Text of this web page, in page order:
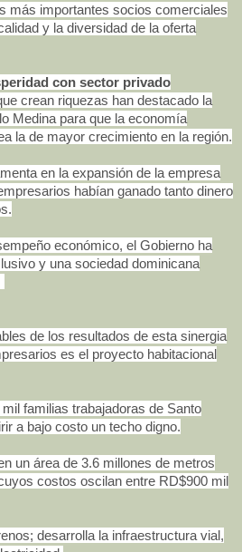
más importantes socios comerciales
y la diversidad de la oferta
con sector privado
crean riquezas han destacado la
Medina para que la economía
la de mayor crecimiento en la región.
en la expansión de la empresa
habían ganado tanto dinero
económico, el Gobierno ha
y una sociedad dominicana
de los resultados de esta sinergia
es el proyecto habitacional
familias trabajadoras de Santo
a bajo costo un techo digno.
un área de 3.6 millones de metros
costos oscilan entre RD$900 mil
desarrolla la infraestructura vial,